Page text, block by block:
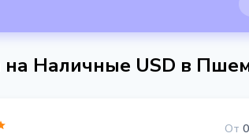
на Наличные USD в
От